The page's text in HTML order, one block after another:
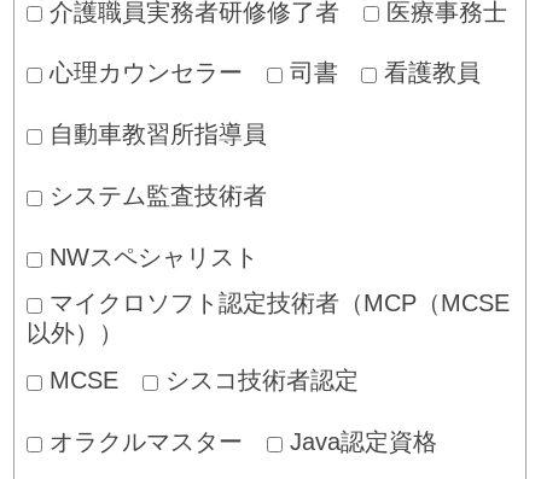
介護職員実務者研修修了者 医療事務士
心理カウンセラー 司書 看護教員
自動車教習所指導員
システム監査技術者
NWスペシャリスト
マイクロソフト認定技術者（MCP（MCSE
以外））
MCSE
シスコ技術者認定
オラクルマスター Java認定資格